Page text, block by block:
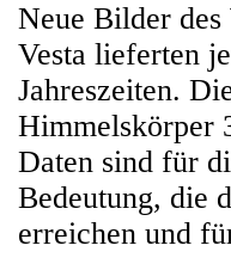
Neue Bilder
Vesta lieferten
Jahreszeiten.
Himmelskörper
Daten sind für
Bedeutung, die
erreichen und